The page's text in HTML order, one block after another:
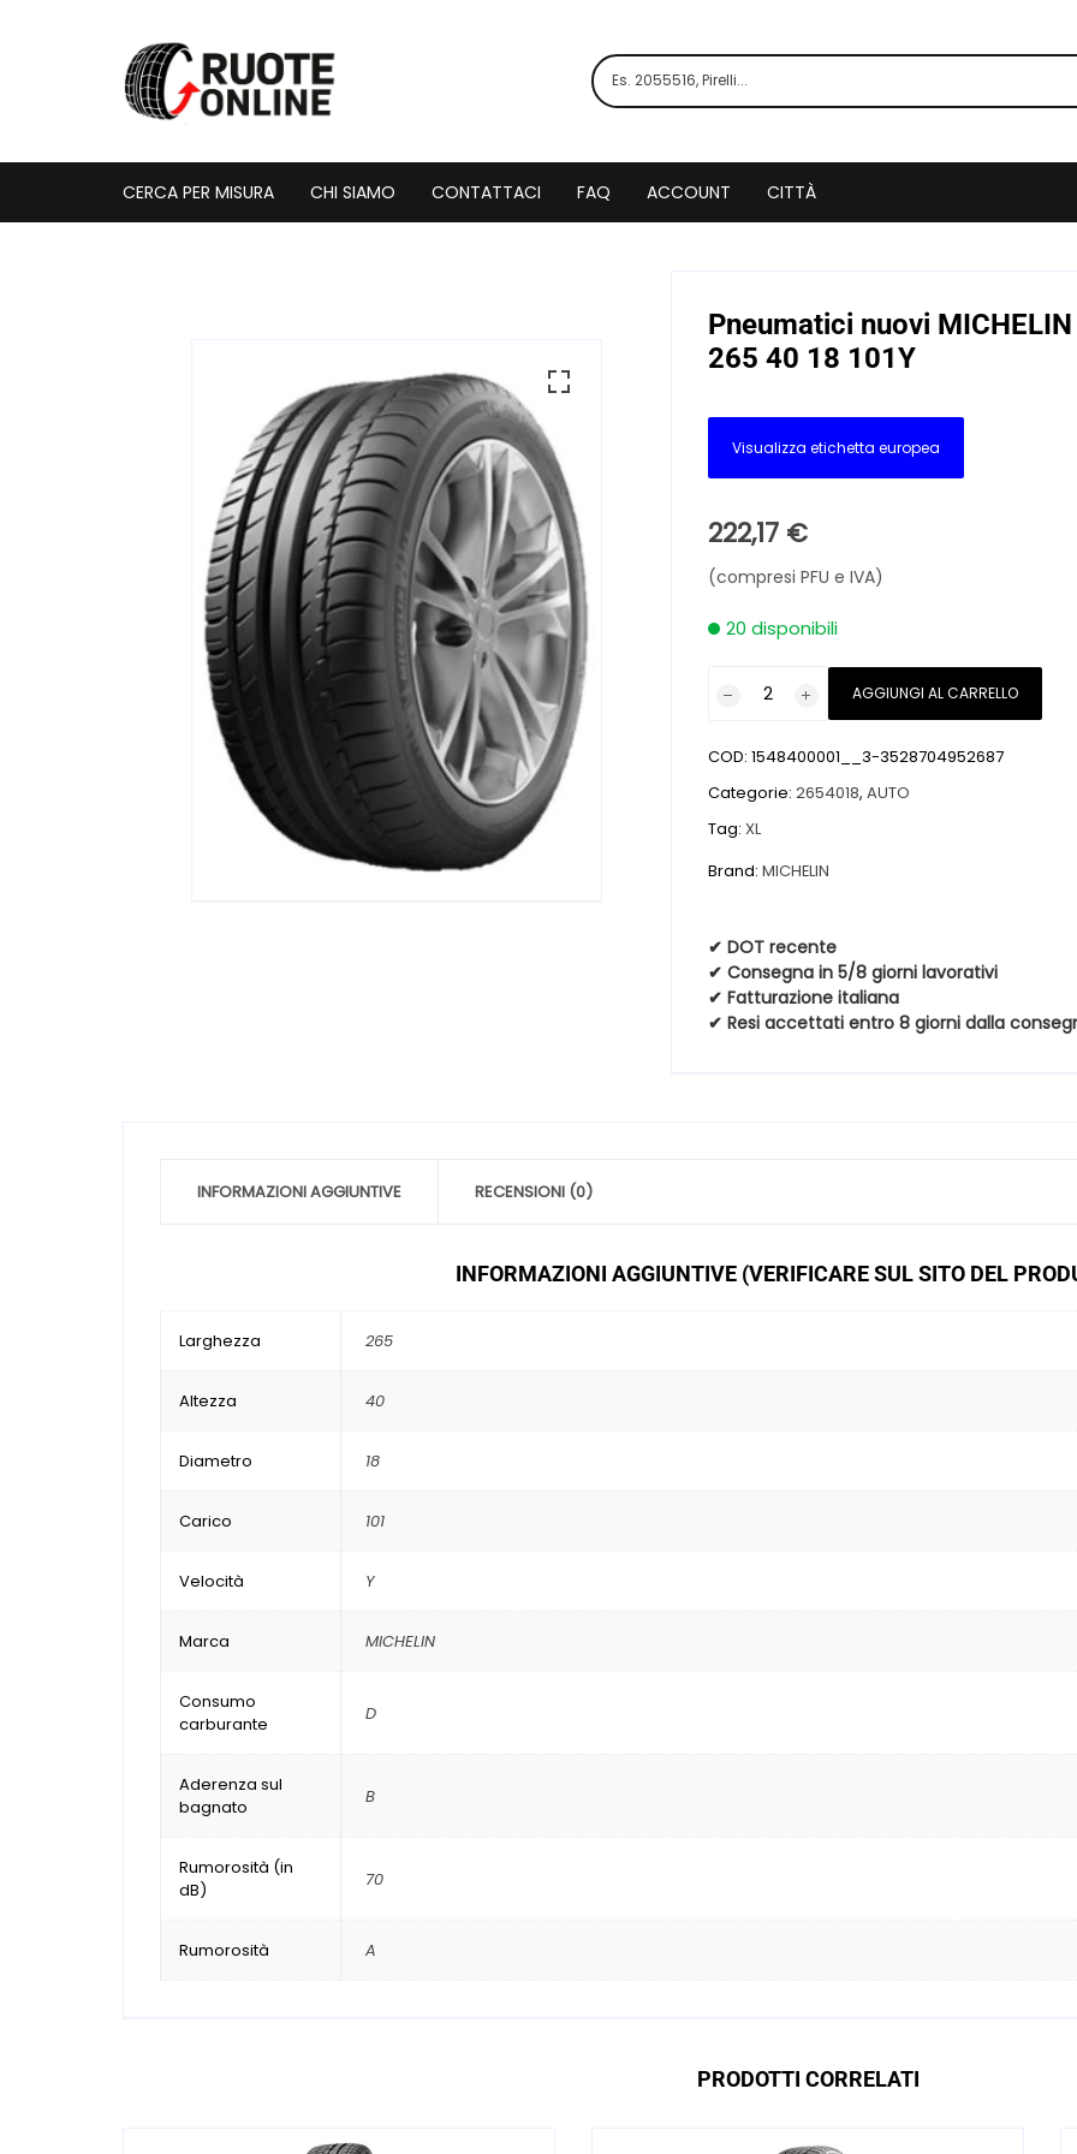
CERCA PER MISURA CHI SIAMO CONTATTACI FAQ ACCOUNT CITTÀ
Pneumatici nuovi MICHELIN
265 40 18 101Y
Visualizza etichetta europea
222,17 €
(compresi PFU e IVA)
20 disponibili
PILOT
SPORT
PS2
FSL
265
40
18
101Y
AGGIUNGI AL CARRELLO
COD: 1548400001__3-3528704952687
Categorie: 2654018, AUTO
Tag: XL
Brand: MICHELIN
✔ DOT recente
✔ Consegna in 5/8 giorni lavorativi
✔ Fatturazione italiana
✔ Resi accettati entro 8 giorni dalla
INFORMAZIONI AGGIUNTIVE RECENSIONI (0)
INFORMAZIONI AGGIUNTIVE (VERIFICARE SUL SITO DEL
Larghezza 265
Altezza 40
Diametro 18
Carico 101
Velocità Y
Marca MICHELIN
Consumo
carburante
D
Aderenza sul
bagnato
B
Rumorosità (in
dB)
70
Rumorosità A
PRODOTTI CORRELATI